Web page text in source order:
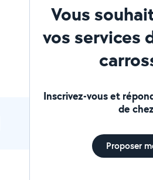
Vous
vos services
Inscrivez-vous et
de
Proposer